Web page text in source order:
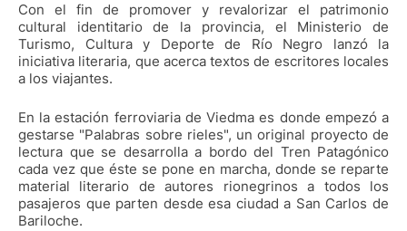
Con el fin de promover y revalorizar el patrimonio
cultural identitario de la provincia, el Ministerio de
Turismo, Cultura y Deporte de Río Negro lanzó la
iniciativa literaria, que acerca textos de escritores locales
a los viajantes.
En la estación ferroviaria de Viedma es donde empezó a
gestarse "Palabras sobre rieles", un original proyecto de
lectura que se desarrolla a bordo del Tren Patagónico
cada vez que éste se pone en marcha, donde se reparte
material literario de autores rionegrinos a todos los
pasajeros que parten desde esa ciudad a San Carlos de
Bariloche.